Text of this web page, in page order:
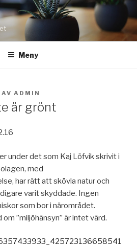
Meny
AV ADMIN
är grönt
under det som Kaj Löfvik skrivit i
med
har rätt att skövla natur och
varit skyddade. Ingen
som bor i närområdet.
”miljöhänsyn” är intet värd.